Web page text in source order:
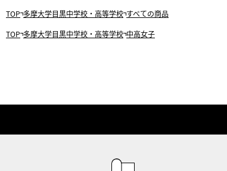
TOP 多摩大学目黒中学校・高等学校 すべての商品
TOP 多摩大学目黒中学校・高等学校 中高女子